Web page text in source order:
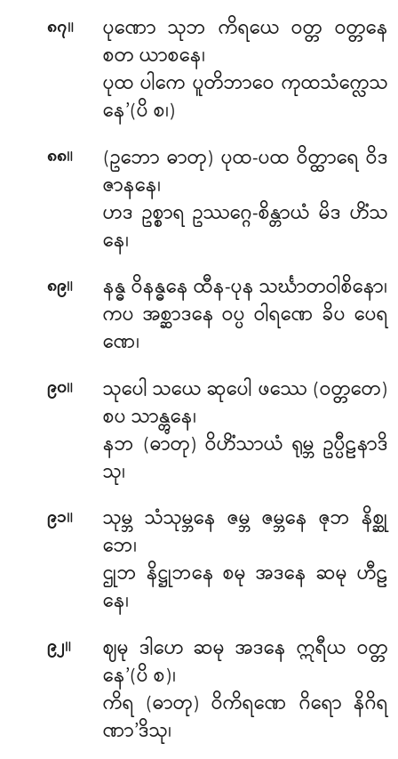
၈၇။
ပုဏော သုဘ ကိရယေ ဝတ္တ ဝတ္တနေ
စတ ယာစနေ၊
ပုထ ပါကေ ပူတိဘာဝေ ကုထသံက္လေသ
နေ’(ပိ စ၊)
၈၈။
(ဥဘော ဓာတု) ပုထ-ပထ ဝိတ္ထာရေ ဝိဒ
ဇာနနေ၊
ဟဒ ဥစ္စာရ ဥဿဂ္ဂေ-စိန္တာယံ မိဒ ဟိံသ
နေ၊
၈၉။
နန္ဓ ဝိနန္ဓနေ ထီန-ပုန သင်္ဃာတဝါစိနော၊
ကပ အစ္ဆာဒနေ ဝပ္ပ ဝါရဏေ ခိပ ပေရ
ဏေ၊
၉၀။
သုပေါ သယေ ဆုပေါ ဖဿေ (ဝတ္တတေ)
စပ သာန္တွနေ၊
နဘ (ဓာတု) ဝိဟိံသာယံ ရုမ္ဘ ဥပ္ပီဠနာဒိ
သု၊
၉၁။
သုမ္ဘ သံသုမ္ဘနေ ဇမ္ဘ ဇမ္ဘနေ ဇုဘ နိစ္ဆု
ဘေ၊
ဌုဘ နိဋ္ဌုဘနေ စမု အဒနေ ဆမု ဟီဠ
နေ၊
၉၂။
ဈမု ဒါဟေ ဆမု အဒနေ ဣရီယ ဝတ္တ
နေ’(ပိ စ)၊
ကိရ (ဓာတု) ဝိကိရဏေ ဂိရော နိဂိရ
ဏာ’ဒိသု၊